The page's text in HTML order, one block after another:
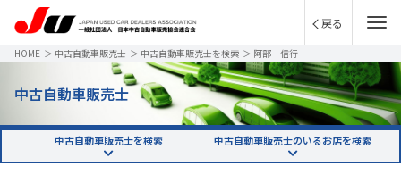
戻る
HOME ＞ 中古自動車販売士 ＞ 中古自動車販売士を検索 ＞ 阿部 信行
中古自動車販売士
中古自動車販売士を検索 中古自動車販売士のいるお店を検索